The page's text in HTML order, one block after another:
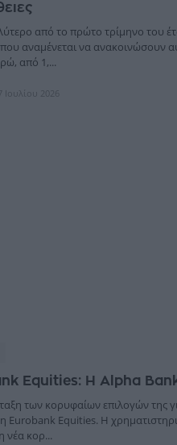
από το πρώτο τρίμηνο του
που αναμένεται να ανακοινώσουν
από 1,...
Ιουλίου 2026
Equities: Η Alpha
των κορυφαίων επιλογών της
Equities. Η
νέα κορ...